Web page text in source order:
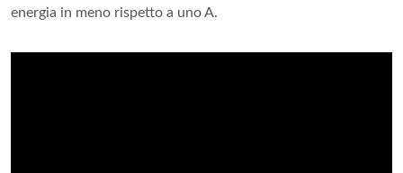
energia in meno rispetto a uno A.